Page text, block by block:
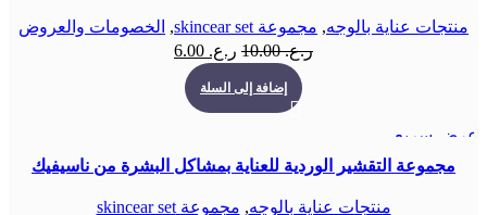
منتجات عناية بالوجه, مجموعة skincear set , الخصومات والعروض
ر.ع.10.00
السعر
الأصلي
هو:
ر.ع.
السعر
إضافة إلى السلة
عرض سريع
مجموعة التقشير الوردية للعناية بمشاكل البشرة من ناسيفيك
منتجات عناية بالوجه, مجموعة skincear set